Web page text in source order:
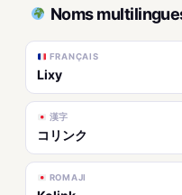
Noms
FRANÇAIS
Lixy
漢字
コリンク
ROMAJI